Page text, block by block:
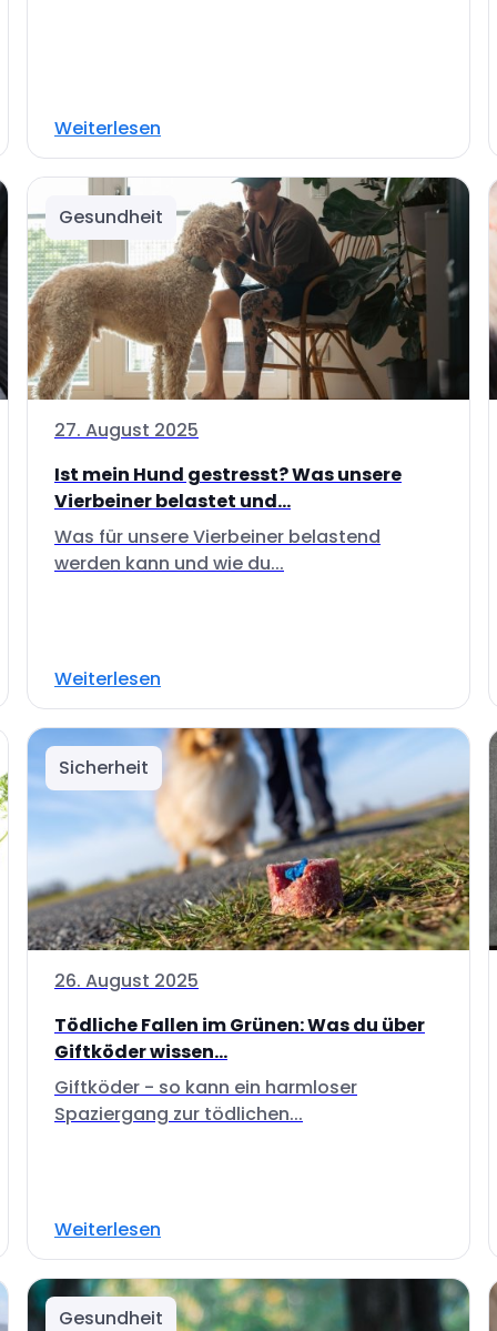
Weiterlesen
Gesundheit
27. August 2025
Ist mein Hund gestresst? Was unsere
Vierbeiner belastet und...
Was für unsere Vierbeiner belastend
werden kann und wie du...
Weiterlesen
Sicherheit
26. August 2025
Tödliche Fallen im Grünen: Was du über
Giftköder wissen...
Giftköder - so kann ein harmloser
Spaziergang zur tödlichen...
Weiterlesen
Gesundheit